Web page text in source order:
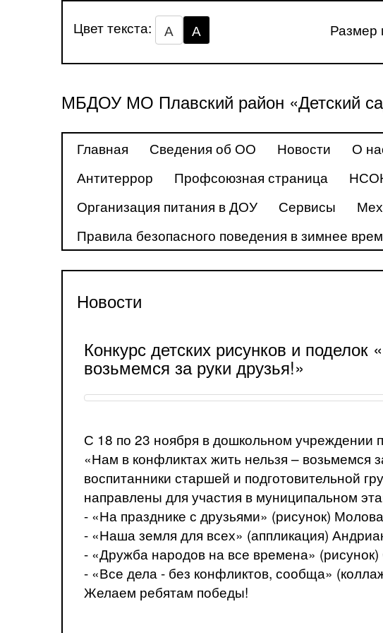
Цвет текста: А А
МБДОУ МО Плавский район «Детский
Главная Сведения об ОО Новости О
Антитеррор
Профсоюзная страница
Организация питания в ДОУ
Сервисы
Правила безопасного поведения в зимнее
Новости
Конкурс детских рисунков и
возьмемся за руки друзья!»
С 18 по 23 ноября в дошкольном учреждении
«Нам в конфликтах жить нельзя – возьмемся
воспитанники старшей и подготовительной
направлены для участия в муниципальном
- «На празднике с друзьями» (рисунок)
- «Наша земля для всех» (аппликация)
- «Дружба народов на все времена»
- «Все дела - без конфликтов, сообща»
Желаем ребятам победы!